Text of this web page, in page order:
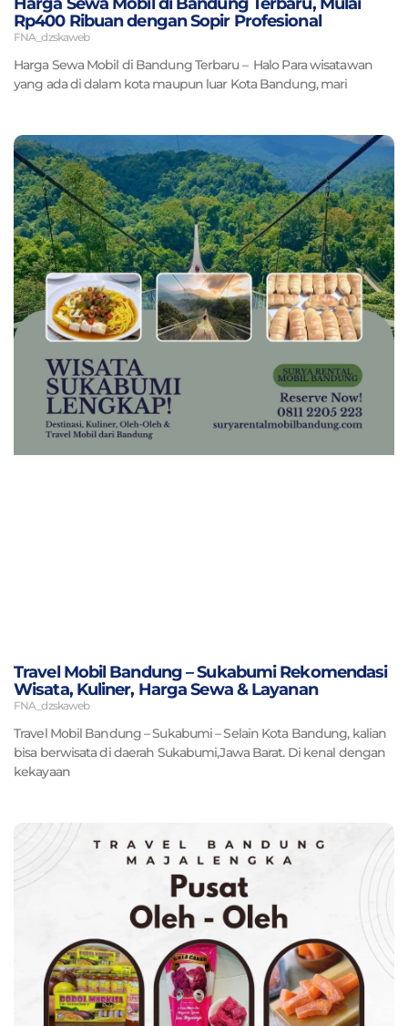
Rp400 Ribuan dengan Sopir Profesional
FNA_dzskaweb
Harga Sewa Mobil di Bandung Terbaru – Halo Para wisatawan
yang ada di dalam kota maupun luar Kota Bandung, mari
Travel Mobil Bandung – Sukabumi Rekomendasi
Wisata, Kuliner, Harga Sewa & Layanan
FNA_dzskaweb
Travel Mobil Bandung – Sukabumi – Selain Kota Bandung, kalian
bisa berwisata di daerah Sukabumi,Jawa Barat. Di kenal dengan
kekayaan